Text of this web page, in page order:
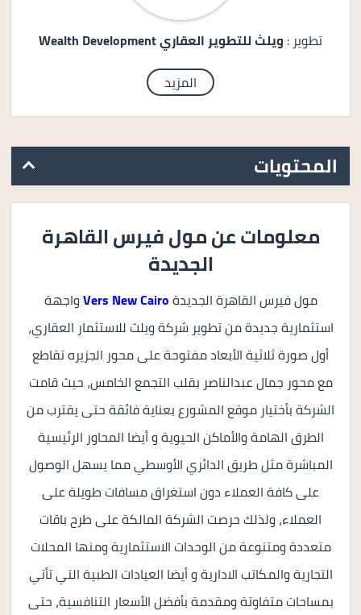
تطوير : ويلث للتطوير العقاري Wealth Development
المزيد
المحتويات
معلومات عن مول فيرس القاهرة
الجديدة
مول فيرس القاهرة الجديدةVers New Cairoواجهة
استثمارية جديدة من تطوير شركة ويلث للاستثمار العقاري،
أول صورة ثلاثية الأبعاد مفتوحة على محور الجزيره تقاطع
مع محور جمال عبدالناصر بقلب التجمع الخامس، حيث قامت
الشركة بأختيار موقع المشورع بعناية فائقة حتى يقترب من
الطرق الهامة والأماكن الحيوية و أيضا المحاور الرئيسية
المباشرة مثل طريق الدائري الأوسطي مما يسهل الوصول
على كافة العملاء دون استغراق مسافات طويلة على
العملاء، ولذلك حرصت الشركة المالكة على طرح باقات
متعددة ومتنوعة من الوحدات الاستثمارية ومنها المحلات
التجارية والمكاتب الادارية و أيضا العيادات الطبية التي تأتي
بمساحات متفاوتة ومقدمة بأفضل الأسعار التنافسية، حتى